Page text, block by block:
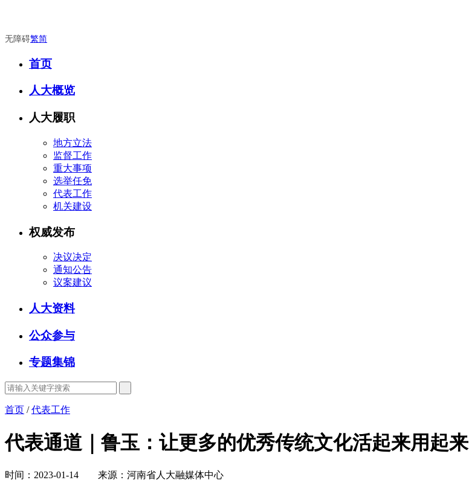
无障碍繁简
首页
人大概览
人大履职
地方立法
监督工作
重大事项
选举任免
代表工作
机关建设
权威发布
决议决定
通知公告
议案建议
人大资料
公众参与
专题集锦
首页 /代表工作
代表通道｜鲁玉：让更多的优秀传统文化活起来用起来
时间：2023-01-14 来源：河南省人大融媒体中心